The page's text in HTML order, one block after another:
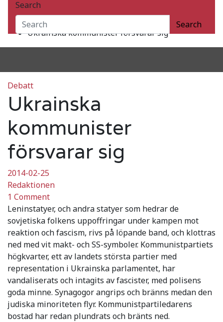
Search
Search
2014
februari
Ukrainska kommunister försvarar sig
Debatt
Ukrainska
kommunister
försvarar sig
2014-02-25
Redaktionen
1 Comment
Leninstatyer, och andra statyer som hedrar de
sovjetiska folkens uppoffringar under kampen mot
reaktion och fascism, rivs på löpande band, och klottras
ned med vit makt- och SS-symboler. Kommunistpartiets
högkvarter, ett av landets största partier med
representation i Ukrainska parlamentet, har
vandaliserats och intagits av fascister, med polisens
goda minne. Synagogor angrips och bränns medan den
judiska minoriteten flyr. Kommunistpartiledarens
bostad har redan plundrats och bränts ned.